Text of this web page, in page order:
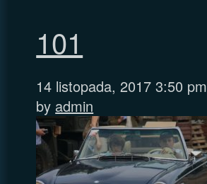
101
14 listopada, 2017 3:50 pm
by admin